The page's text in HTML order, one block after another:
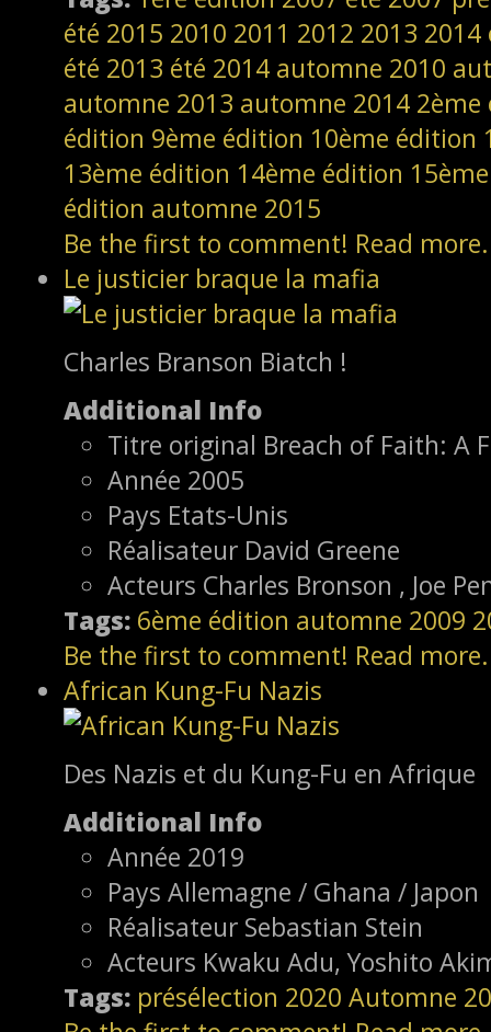
été 2015 2010 2011 2012 2013 2014
été 2013 été 2014 automne 2010
automne 2013 automne 2014
édition 9ème édition 10ème édition
13ème édition 14ème édition
édition automne 2015
Be the first to comment! Read
Le justicier braque la mafia
Charles Branson Biatch !
Additional Info
Titre original Breach of Faith: A
Année 2005
Pays Etats-Unis
Réalisateur David Greene
Acteurs Charles Bronson , Joe
Tags: 6ème édition automne 2009
Be the first to comment! Read
African Kung-Fu Nazis
Des Nazis et du Kung-Fu en Afrique
Additional Info
Année 2019
Pays Allemagne / Ghana / Japon
Réalisateur Sebastian Stein
Acteurs Kwaku Adu, Yoshito
Tags: présélection 2020 Automne